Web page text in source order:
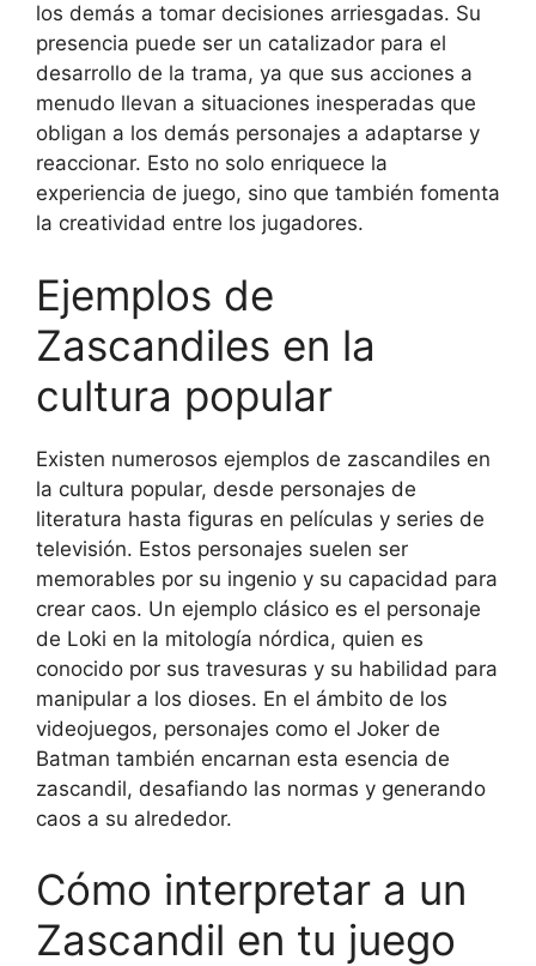
los demás a tomar decisiones arriesgadas. Su
presencia puede ser un catalizador para el
desarrollo de la trama, ya que sus acciones a
menudo llevan a situaciones inesperadas que
obligan a los demás personajes a adaptarse y
reaccionar. Esto no solo enriquece la
experiencia de juego, sino que también fomenta
la creatividad entre los jugadores.
Ejemplos de
Zascandiles en la
cultura popular
Existen numerosos ejemplos de zascandiles en
la cultura popular, desde personajes de
literatura hasta figuras en películas y series de
televisión. Estos personajes suelen ser
memorables por su ingenio y su capacidad para
crear caos. Un ejemplo clásico es el personaje
de Loki en la mitología nórdica, quien es
conocido por sus travesuras y su habilidad para
manipular a los dioses. En el ámbito de los
videojuegos, personajes como el Joker de
Batman también encarnan esta esencia de
zascandil, desafiando las normas y generando
caos a su alrededor.
Cómo interpretar a un
Zascandil en tu juego